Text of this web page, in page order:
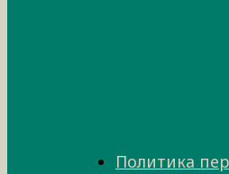
Политика